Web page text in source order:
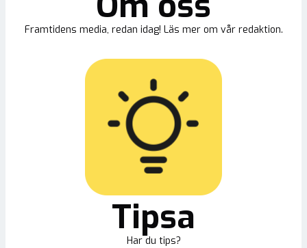
Framtidens media, redan idag! Läs mer om vår redaktion.
Tipsa
Har du tips?